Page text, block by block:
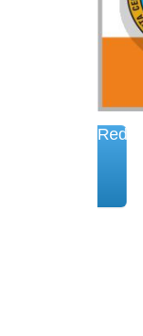
Redes